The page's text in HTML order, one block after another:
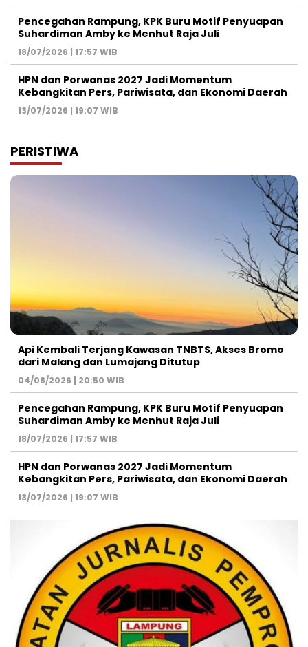
Pencegahan Rampung, KPK Buru Motif Penyuapan
Suhardiman Amby ke Menhut Raja Juli
18/07/2026 | 17:57 WIB
HPN dan Porwanas 2027 Jadi Momentum
Kebangkitan Pers, Pariwisata, dan Ekonomi Daerah
13/07/2026 | 19:07 WIB
PERISTIWA
Api Kembali Terjang Kawasan TNBTS, Akses Bromo
dari Malang dan Lumajang Ditutup
04/08/2026 | 20:50 WIB
Pencegahan Rampung, KPK Buru Motif Penyuapan
Suhardiman Amby ke Menhut Raja Juli
18/07/2026 | 17:57 WIB
HPN dan Porwanas 2027 Jadi Momentum
Kebangkitan Pers, Pariwisata, dan Ekonomi Daerah
13/07/2026 | 19:07 WIB